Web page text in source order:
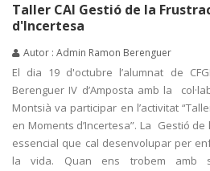
Taller CAI Gestió de la
d'Incertesa
Autor : Admin Ramon Berenguer
El dia 19 d'octubre l’alumnat de
Berenguer IV d’Amposta amb la
Montsià va participar en l’activitat
en Moments d’Incertesa”. La Gestió
essencial que cal desenvolupar per
la vida. Quan ens trobem amb